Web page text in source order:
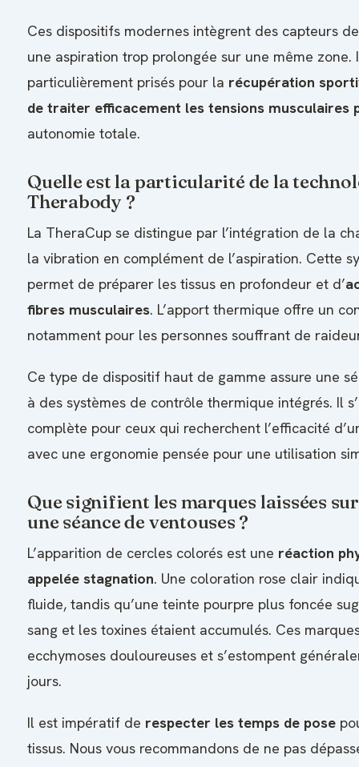
Ces dispositifs modernes intègrent des capteurs
une aspiration trop prolongée sur une même zone.
particulièrement prisés pour la récupération
de traiter efficacement les tensions musculaires
autonomie totale.
Quelle est la particularité de la
Therabody ?
La TheraCup se distingue par l’intégration de la
la vibration en complément de l’aspiration. Cette
permet de préparer les tissus en profondeur et d’
fibres musculaires. L’apport thermique offre un
notamment pour les personnes souffrant de
Ce type de dispositif haut de gamme assure une
à des systèmes de contrôle thermique intégrés. Il
complète pour ceux qui recherchent l’efficacité
avec une ergonomie pensée pour une utilisation
Que signifient les marques laissées
une séance de ventouses ?
L’apparition de cercles colorés est une réaction
appelée stagnation. Une coloration rose clair
fluide, tandis qu’une teinte pourpre plus foncée
sang et les toxines étaient accumulés. Ces
ecchymoses douloureuses et s’estompent
jours.
Il est impératif de respecter les temps de pose
tissus. Nous vous recommandons de ne pas